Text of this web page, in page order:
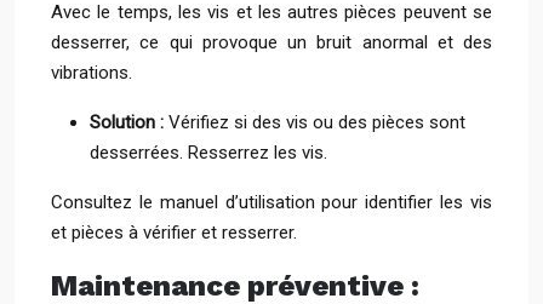
Avec le temps, les vis et les autres pièces peuvent se
desserrer, ce qui provoque un bruit anormal et des
vibrations.
Solution : Vérifiez si des vis ou des pièces sont
desserrées. Resserrez les vis.
Consultez le manuel d’utilisation pour identifier les vis
et pièces à vérifier et resserrer.
Maintenance préventive :